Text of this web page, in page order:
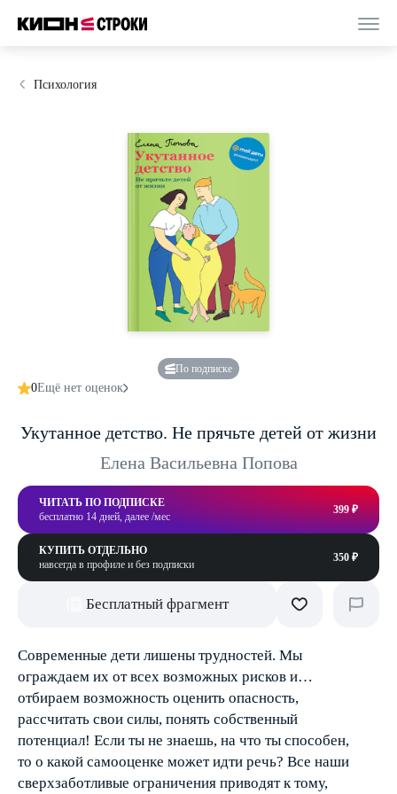
Психология
По подписке
0Ещё нет оценок
Укутанное детство. Не прячьте детей от жизни
Елена Васильевна Попова
ЧИТАТЬ ПО ПОДПИСКЕ
бесплатно 14 дней, далее /мес
399 ₽
КУПИТЬ ОТДЕЛЬНО
навсегда в профиле и без подписки
350 ₽
Бесплатный фрагмент
Современные дети лишены трудностей. Мы
ограждаем их от всех возможных рисков и…
отбираем возможность оценить опасность,
рассчитать свои силы, понять собственный
потенциал! Если ты не знаешь, на что ты способен,
то о какой самооценке может идти речь? Все наши
сверхзаботливые ограничения приводят к тому,